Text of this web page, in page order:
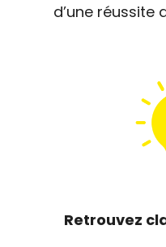
d’une réussite
Retrouvez